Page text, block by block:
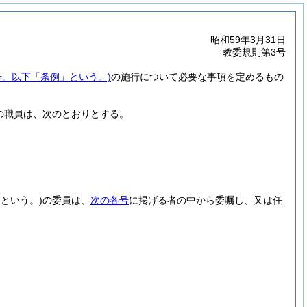
昭和59年3月31日
教委規則第3号
以下「条例」という。)の施行について必要な事項を定めるもの
職員は、次のとおりとする。
いう。)の委員は、 次の各号に掲げる者の中から委嘱し、又は任